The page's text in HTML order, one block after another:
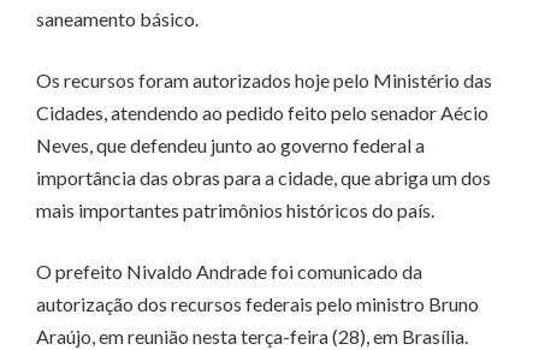
saneamento básico.
Os recursos foram autorizados hoje pelo Ministério das
Cidades, atendendo ao pedido feito pelo senador Aécio
Neves, que defendeu junto ao governo federal a
importância das obras para a cidade, que abriga um dos
mais importantes patrimônios históricos do país.
O prefeito Nivaldo Andrade foi comunicado da
autorização dos recursos federais pelo ministro Bruno
Araújo, em reunião nesta terça-feira (28), em Brasília.